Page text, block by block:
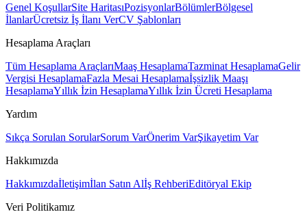
Genel KoşullarSite HaritasıPozisyonlarBölümlerBölgesel
İlanlarÜcretsiz İş İlanı VerCV Şablonları
Hesaplama Araçları
Tüm Hesaplama AraçlarıMaaş HesaplamaTazminat HesaplamaGelir
Vergisi HesaplamaFazla Mesai Hesaplamaİşsizlik Maaşı
HesaplamaYıllık İzin HesaplamaYıllık İzin Ücreti Hesaplama
Yardım
Sıkça Sorulan SorularSorum VarÖnerim VarŞikayetim Var
Hakkımızda
Hakkımızdaİletişimİlan Satın Alİş RehberiEditöryal Ekip
Veri Politikamız